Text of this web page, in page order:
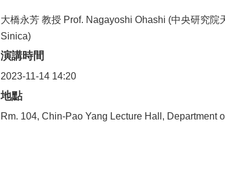
大橋永芳 教授 Prof. Nagayoshi Ohashi (中央研究
Sinica)
演講時間
2023-11-14 14:20
地點
Rm. 104, Chin-Pao Yang Lecture Hall, Department